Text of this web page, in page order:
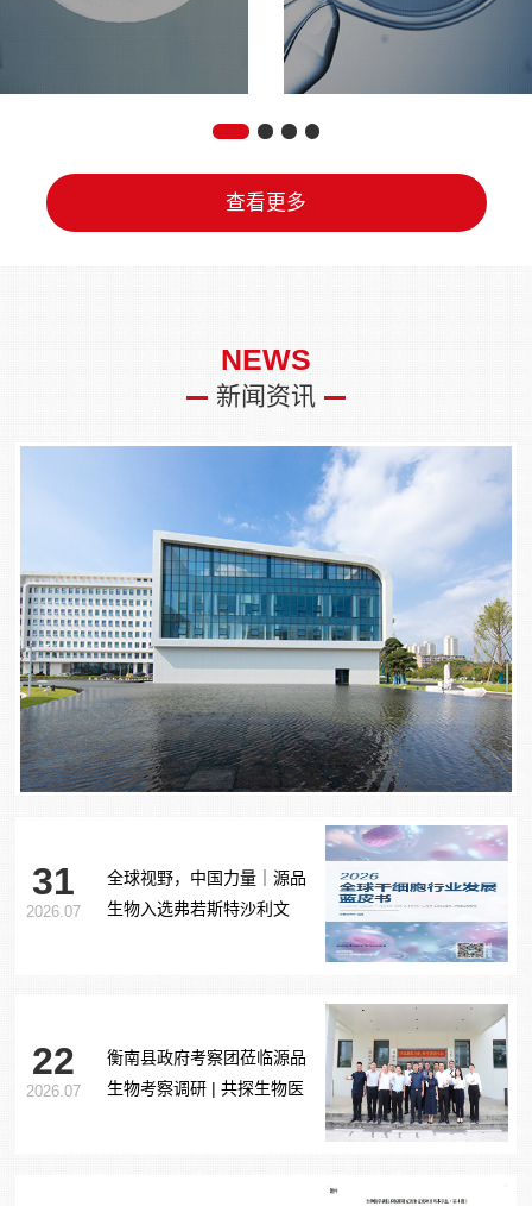
查看更多
NEWS
新闻资讯
31
2026.07
全球视野，中国力量｜源品
生物入选弗若斯特沙利文
22
2026.07
衡南县政府考察团莅临源品
生物考察调研 | 共探生物医